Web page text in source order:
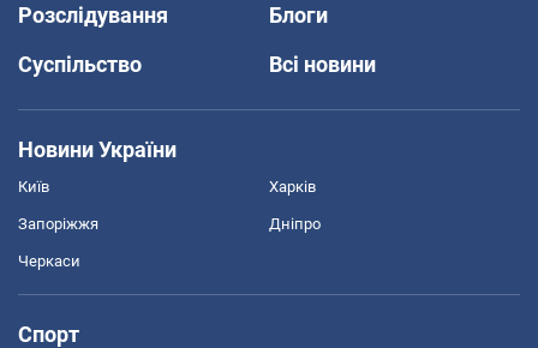
Розслідування
Блоги
Суспільство
Всі новини
Новини України
Київ Харків
Запоріжжя Дніпро
Черкаси
Спорт